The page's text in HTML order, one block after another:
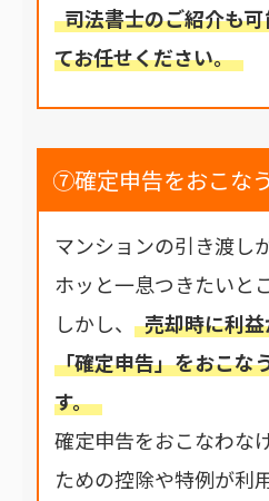
司法書士のご紹介も
てお任せください。
⑦確定申告をおこなう
マンションの引き渡し
ホッと一息つきたいと
しかし、
売却時に利
「確定申告」をおこな
す。
確定申告をおこなわな
ための控除や特例が利